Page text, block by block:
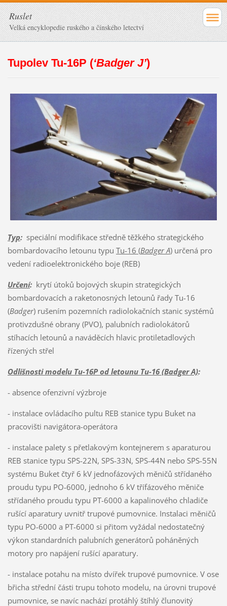
Ruslet
Velká encyklopedie ruského a čínského letectví
Tupolev Tu-16P (‘Badger J’)
Typ:speciální modifikace středně těžkého strategického
bombardovacího letounu typu Tu-16 (Badger A)určená pro
vedení radioelektronického boje (REB)
Určení:krytí útoků bojových skupin strategických
bombardovacích a raketonosných letounů řady Tu-16
(Badger) rušením pozemních radiolokačních stanic systémů
protivzdušné obrany (PVO), palubních radiolokátorů
stíhacích letounů a naváděcích hlavic protiletadlových
řízených střel
Odlišnosti modelu Tu-16P od letounu Tu-16 (Badger A):
- absence ofenzivní výzbroje
- instalace ovládacího pultu REB stanice typu Buket na
pracovišti navigátora-operátora
- instalace palety s přetlakovým kontejnerem s aparaturou
REB stanice typu SPS-22N, SPS-33N, SPS-44N nebo SPS-55N
systému Buket čtyř 6 kV jednofázových měničů střídaného
proudu typu PO-6000, jednoho 6 kV třífázového měniče
střídaného proudu typu PT-6000 a kapalinového chladiče
rušící aparatury uvnitř trupové pumovnice. Instalaci měničů
typu PO-6000 a PT-6000 si přitom vyžádal nedostatečný
výkon standardních palubních generátorů poháněných
motory pro napájení rušící aparatury.
- instalace potahu na místo dvířek trupové pumovnice. V ose
břicha střední části trupu tohoto modelu, na úrovni trupové
pumovnice, se navíc nachází protáhlý štíhlý člunovitý